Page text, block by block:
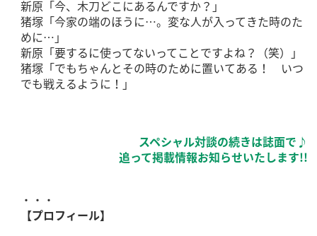
新原「今、木刀どこにあるんですか？」
猪塚「今家の端のほうに…。変な人が入ってきた時のた
めに…」
新原「要するに使ってないってことですよね？（笑）」
猪塚「でもちゃんとその時のために置いてある！ いつ
でも戦えるように！」
スペシャル対談の続きは誌面で♪
追って掲載情報お知らせいたします!!
・・・
【プロフィール】